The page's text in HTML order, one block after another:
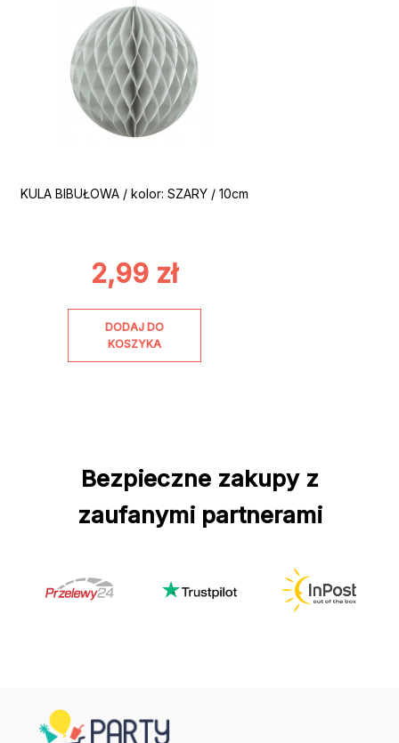
KULA BIBUŁOWA / kolor: SZARY / 10cm
2,99 zł
DODAJ DO
KOSZYKA
Bezpieczne zakupy z
zaufanymi partnerami